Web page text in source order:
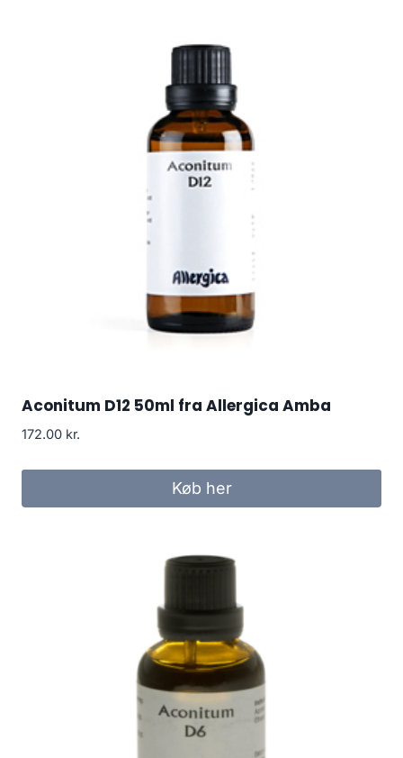
Aconitum D12 50ml fra Allergica Amba
172.00 kr.
Køb her